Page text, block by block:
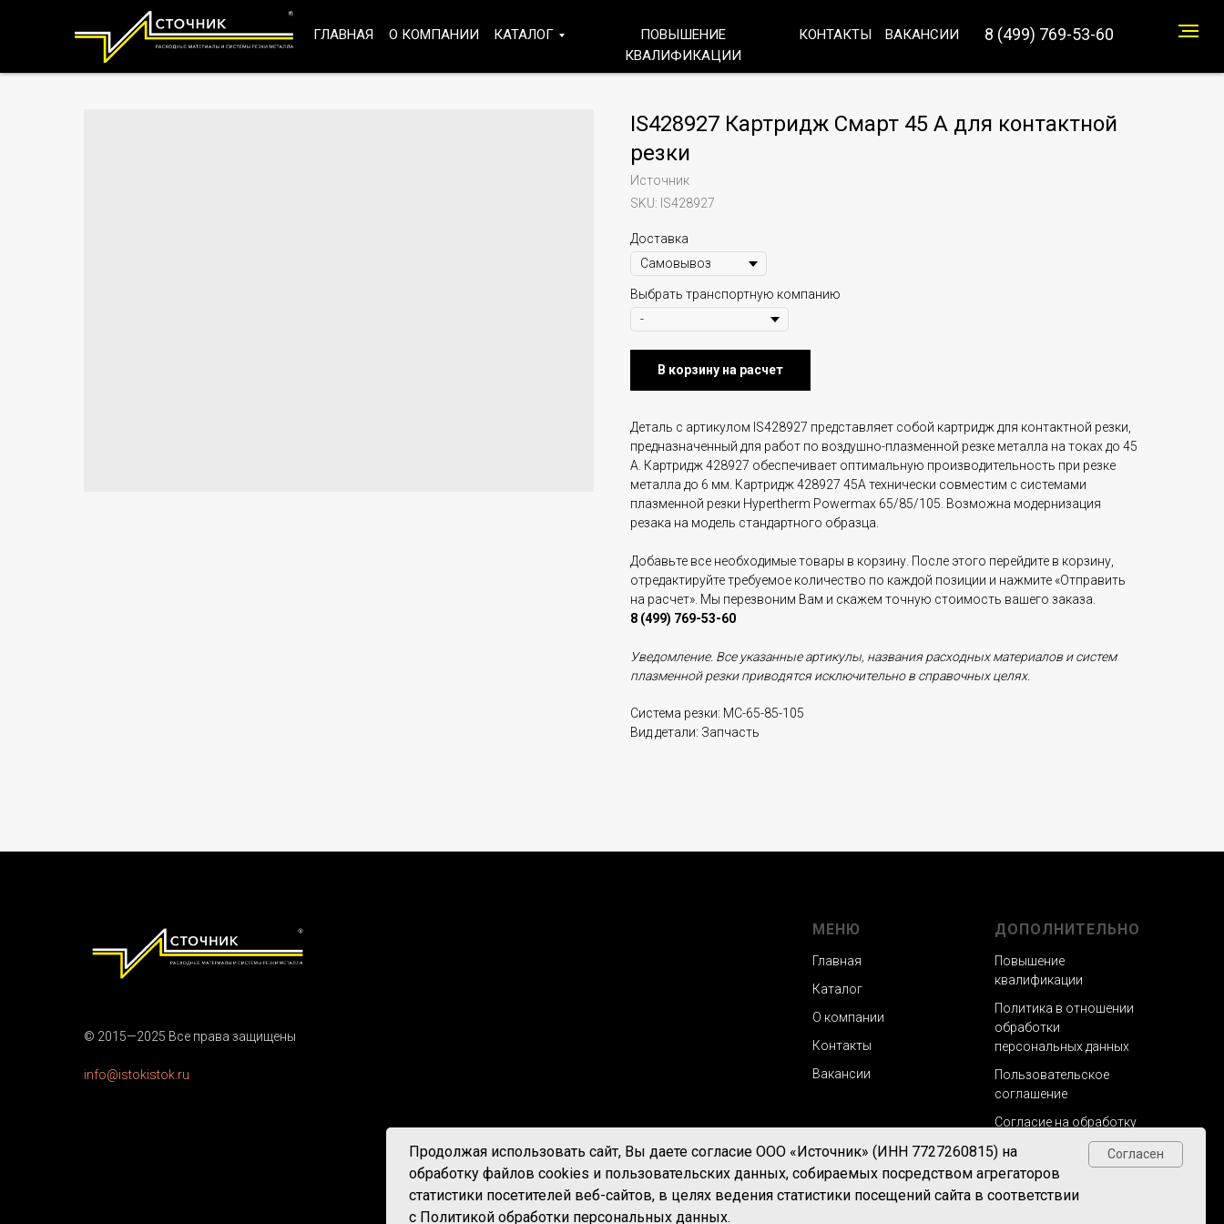
8 (499) 769-53-60
ГЛАВНАЯ О КОМПАНИИ КАТАЛОГ
ПОВЫШЕНИЕ
КВАЛИФИКАЦИИ
КОНТАКТЫ ВАКАНСИИ
IS428927 Картридж Смарт 45 A для контактной
резки
Источник
SKU: IS428927
Доставка
Выбрать транспортную компанию
В корзину на расчет
Деталь с артикулом IS428927 представляет собой картридж для контактной резки,
предназначенный для работ по воздушно-плазменной резке металла на токах до 45
А. Картридж 428927 обеспечивает оптимальную производительность при резке
металла до 6 мм. Картридж 428927 45А технически совместим с системами
плазменной резки Hypertherm Powermax 65/85/105. Возможна модернизация
резака на модель стандартного образца.
Добавьте все необходимые товары в корзину. После этого перейдите в корзину,
отредактируйте требуемое количество по каждой позиции и нажмите «Отправить
на расчет». Мы перезвоним Вам и скажем точную стоимость вашего заказа.
8 (499) 769-53-60
Уведомление. Все указанные артикулы, названия расходных материалов и систем
плазменной резки приводятся исключительно в справочных целях.
Система резки: МС-65-85-105
Вид детали: Запчасть
© 2015—2025 Все права защищены
info@istokistok.ru
МЕНЮ
Главная
Каталог
О компании
Контакты
Вакансии
ДОПОЛНИТЕЛЬНО
Повышение
квалификации
Политика в отношении
обработки
персональных данных
Пользовательское
соглашение
Согласие на обработку
персональных данных
Задайте нам вопросы!
Продолжая использовать сайт, Вы даете согласие ООО «Источник» (ИНН 7727260815) на
обработку файлов cookies и пользовательских данных, собираемых посредством агрегаторов
статистики посетителей веб-сайтов, в целях ведения статистики посещений сайта в соответствии
с Политикой обработки персональных данных.
Согласен